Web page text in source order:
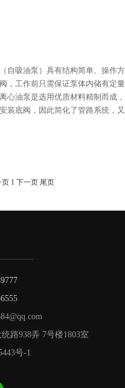
自吸油泵）具有结构简单、操作
，工作前只需保证泵体内储有定
心油泵是选用优质材料精制而成
装底阀，因此简化了管路系统，又
页 1 下一页 尾页
路938弄 7号楼1803室
号-1